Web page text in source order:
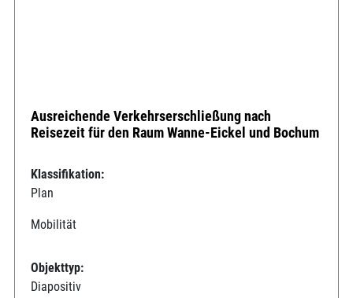
Ausreichende Verkehrserschließung nach
Reisezeit für den Raum Wanne-Eickel und Bochum
Klassifikation:
Plan
Mobilität
Objekttyp:
Diapositiv